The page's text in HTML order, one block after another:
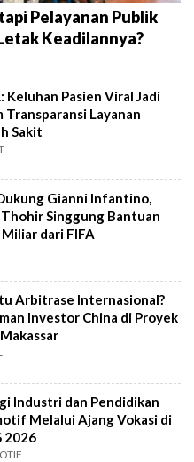
Pelayanan Publik
Keadilannya?
Keluhan Pasien Viral Jadi
Transparansi Layanan
Sakit
Gianni Infantino,
Singgung Bantuan
Miliar dari FIFA
Arbitrase Internasional?
Investor China di Proyek
Makassar
Industri dan Pendidikan
Melalui Ajang Vokasi di
2026